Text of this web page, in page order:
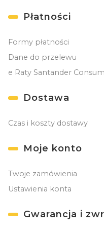
Płatności
Formy płatności
Dane do przelewu
e Raty Santander
Dostawa
Czas i koszty dostawy
Moje konto
Twoje zamówienia
Ustawienia konta
Gwarancja i